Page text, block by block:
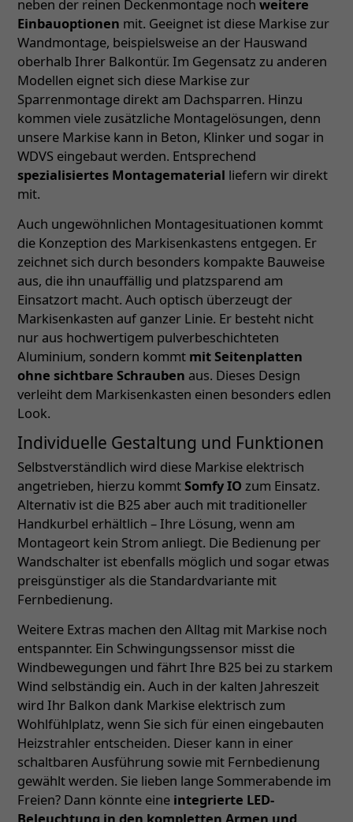
neben der reinen Deckenmontage noch weitere
Einbauoptionen mit. Geeignet ist diese Markise zur
Wandmontage, beispielsweise an der Hauswand
oberhalb Ihrer Balkontür. Im Gegensatz zu anderen
Modellen eignet sich diese Markise zur
Sparrenmontage direkt am Dachsparren. Hinzu
kommen viele zusätzliche Montagelösungen, denn
unsere Markise kann in Beton, Klinker und sogar in
WDVS eingebaut werden. Entsprechend
spezialisiertes Montagematerial liefern wir direkt
mit.
Auch ungewöhnlichen Montagesituationen kommt
die Konzeption des Markisenkastens entgegen. Er
zeichnet sich durch besonders kompakte Bauweise
aus, die ihn unauffällig und platzsparend am
Einsatzort macht. Auch optisch überzeugt der
Markisenkasten auf ganzer Linie. Er besteht nicht
nur aus hochwertigem pulverbeschichteten
Aluminium, sondern kommt mit Seitenplatten
ohne sichtbare Schrauben aus. Dieses Design
verleiht dem Markisenkasten einen besonders edlen
Look.
Individuelle Gestaltung und Funktionen
Selbstverständlich wird diese Markise elektrisch
angetrieben, hierzu kommtSomfy IO zum Einsatz.
Alternativ ist die B25 aber auch mit traditioneller
Handkurbel erhältlich – Ihre Lösung, wenn am
Montageort kein Strom anliegt. Die Bedienung per
Wandschalter ist ebenfalls möglich und sogar etwas
preisgünstiger als die Standardvariante mit
Fernbedienung.
Weitere Extras machen den Alltag mit Markise noch
entspannter. Ein Schwingungssensor misst die
Windbewegungen und fährt Ihre B25 bei zu starkem
Wind selbständig ein. Auch in der kalten Jahreszeit
wird Ihr Balkon dank Markise elektrisch zum
Wohlfühlplatz, wenn Sie sich für einen eingebauten
Heizstrahler entscheiden. Dieser kann in einer
schaltbaren Ausführung sowie mit Fernbedienung
gewählt werden. Sie lieben lange Sommerabende im
Freien? Dann könnte eine integrierte LED-